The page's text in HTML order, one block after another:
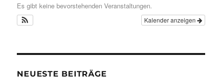
Es gibt keine bevorstehenden Veranstaltungen.
Kalender anzeigen
NEUESTE BEITRÄGE